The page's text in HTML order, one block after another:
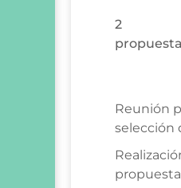
2
Reunión
selección